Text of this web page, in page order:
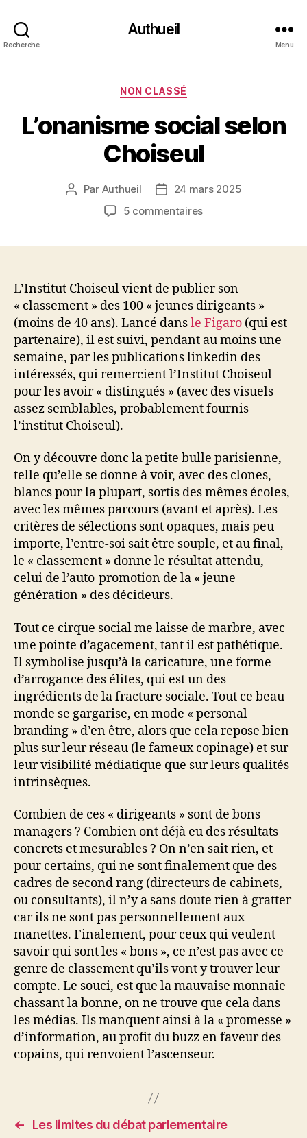
Recherche
Authueil
Menu
Catégories
NON CLASSÉ
L’onanisme social selon
Choiseul
Auteur
Par Authueil
Date24 mars 2025
5 commentairessur
L’Institut Choiseul vient de publier son
« classement » des 100 « jeunes dirigeants »
(moins de 40 ans). Lancé dansle Figaro (qui est
partenaire), il est suivi, pendant au moins une
semaine, par les publications linkedin des
intéressés, qui remercient l’Institut Choiseul
pour les avoir « distingués » (avec des visuels
assez semblables, probablement fournis
l’institut Choiseul).
On y découvre donc la petite bulle parisienne,
telle qu’elle se donne à voir, avec des clones,
blancs pour la plupart, sortis des mêmes écoles,
avec les mêmes parcours (avant et après). Les
critères de sélections sont opaques, mais peu
importe, l’entre-soi sait être souple, et au final,
le « classement » donne le résultat attendu,
celui de l’auto-promotion de la « jeune
génération » des décideurs.
Tout ce cirque social me laisse de marbre, avec
une pointe d’agacement, tant il est pathétique.
Il symbolise jusqu’à la caricature, une forme
d’arrogance des élites, qui est un des
ingrédients de la fracture sociale. Tout ce beau
monde se gargarise, en mode « personal
branding » d’en être, alors que cela repose bien
plus sur leur réseau (le fameux copinage) et sur
leur visibilité médiatique que sur leurs qualités
intrinsèques.
Combien de ces « dirigeants » sont de bons
managers ? Combien ont déjà eu des résultats
concrets et mesurables ? On n’en sait rien, et
pour certains, qui ne sont finalement que des
cadres de second rang (directeurs de cabinets,
ou consultants), il n’y a sans doute rien à gratter
car ils ne sont pas personnellement aux
manettes. Finalement, pour ceux qui veulent
savoir qui sont les « bons », ce n’est pas avec ce
genre de classement qu’ils vont y trouver leur
compte. Le souci, est que la mauvaise monnaie
chassant la bonne, on ne trouve que cela dans
les médias. Ils manquent ainsi à la « promesse »
d’information, au profit du buzz en faveur des
copains, qui renvoient l’ascenseur.
←
Les limites du débat parlementaire